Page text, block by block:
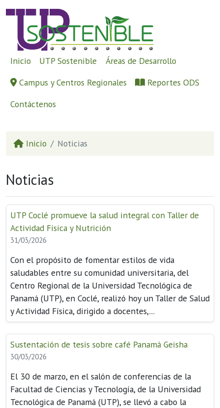
Inicio UTP Sostenible
Áreas de Desarrollo
Campus y Centros Regionales
Reportes ODS
Contáctenos
Inicio Noticias
Noticias
UTP Coclé promueve la salud integral con Taller de
Actividad Física y Nutrición
31/03/2026
Con el propósito de fomentar estilos de vida
saludables entre su comunidad universitaria, del
Centro Regional de la Universidad Tecnológica de
Panamá (UTP), en Coclé, realizó hoy un Taller de Salud
y Actividad Física, dirigido a docentes,...
Sustentación de tesis sobre café Panamá Geisha
30/03/2026
El 30 de marzo, en el salón de conferencias de la
Facultad de Ciencias y Tecnología, de la Universidad
Tecnológica de Panamá (UTP), se llevó a cabo la